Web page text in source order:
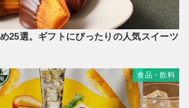
25選。ギフトにぴったりの人気スイーツ
食品・飲料